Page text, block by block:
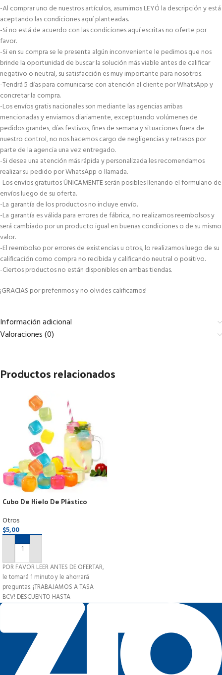
-Al comprar uno de nuestros artículos, asumimos LEYÓ la descripción y está
aceptando las condiciones aquí planteadas.
-Si no está de acuerdo con las condiciones aquí escritas no oferte por
favor.
-Si en su compra se le presenta algún inconveniente le pedimos que nos
brinde la oportunidad de buscar la solución más viable antes de calificar
negativo o neutral, su satisfacción es muy importante para nosotros.
-Tendrá 5 días para comunicarse con atención al cliente por WhatsApp y
concretar la compra.
-Los envíos gratis nacionales son mediante las agencias arribas
mencionadas y enviamos diariamente, exceptuando volúmenes de
pedidos grandes, días festivos, fines de semana y situaciones fuera de
nuestro control, no nos hacemos cargo de negligencias y retrasos por
parte de la agencia una vez entregado.
-Si desea una atención más rápida y personalizada les recomendamos
realizar su pedido por WhatsApp o llamada.
-Los envíos gratuitos ÚNICAMENTE serán posibles llenando el formulario de
envíos luego de su oferta.
-La garantía de los productos no incluye envío.
-La garantía es válida para errores de fábrica, no realizamos reembolsos y
será cambiado por un producto igual en buenas condiciones o de su mismo
valor.
-El reembolso por errores de existencias u otros, lo realizamos luego de su
calificación como compra no recibida y calificando neutral o positivo.
-Ciertos productos no están disponibles en ambas tiendas.
¡GRACIAS por preferirnos y no olvides calificarnos!
Información adicional
Valoraciones (0)
Productos relacionados
Cubo De Hielo De Plástico
Otros
$5,00
AÑADIR AL CARRITO
POR FAVOR LEER ANTES DE OFERTAR,
le tomará 1 minuto y le ahorrará
preguntas. ¡TRABAJAMOS A TASA
BCV! DESCUENTO HASTA